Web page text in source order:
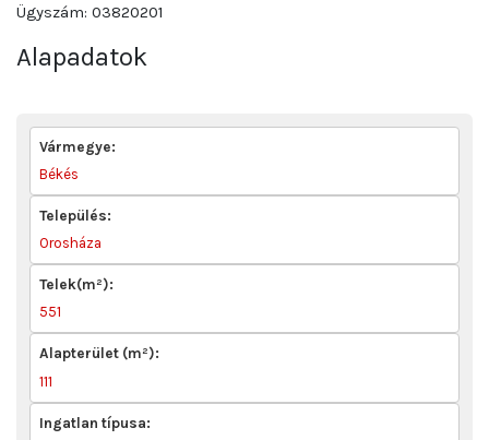
Ügyszám: 03820201
Alapadatok
Vármegye:
Békés
Település:
Orosháza
Telek(m²):
551
Alapterület (m²):
111
Ingatlan típusa: